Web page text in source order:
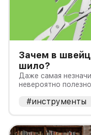
Зачем в
шило?
Даже самая
невероятно
#инструменты